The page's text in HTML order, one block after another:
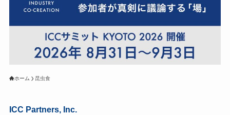
ホーム 昆虫食
ICC Partners, Inc.